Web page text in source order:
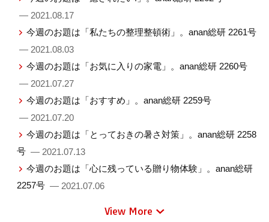
— 2021.08.17
今週のお題は「私たちの整理整頓術」。anan総研 2261号
— 2021.08.03
今週のお題は「お気に入りの家電」。anan総研 2260号
— 2021.07.27
今週のお題は「おすすめ」。anan総研 2259号
— 2021.07.20
今週のお題は「とっておきの暑さ対策」。anan総研 2258
号 — 2021.07.13
今週のお題は「心に残っている贈り物体験」。anan総研
2257号 — 2021.07.06
View More